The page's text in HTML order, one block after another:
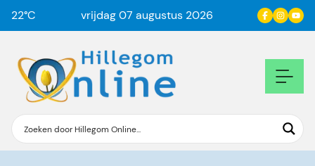
22°C vrijdag 07 augustus 2026